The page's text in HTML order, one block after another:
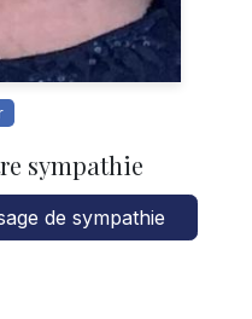
sympathie
de sympathie